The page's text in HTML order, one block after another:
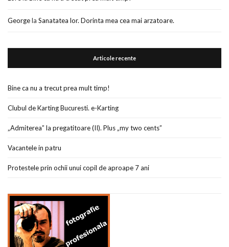
Georgela Sanatatea lor. Dorinta mea cea mai arzatoare.
Articole recente
Bine ca nu a trecut prea mult timp!
Clubul de Karting Bucuresti. e-Karting
„Admiterea” la pregatitoare (II). Plus „my two cents”
Vacantele in patru
Protestele prin ochii unui copil de aproape 7 ani